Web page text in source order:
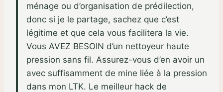
ménage ou d’organisation de prédilection,
donc si je le partage, sachez que c’est
légitime et que cela vous facilitera la vie.
Vous AVEZ BESOIN d’un nettoyeur haute
pression sans fil. Assurez-vous d’en avoir un
avec suffisamment de mine liée à la pression
dans mon LTK. Le meilleur hack de